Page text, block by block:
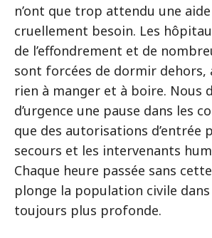
n’ont que trop attendu une
cruellement besoin. Les
de l’effondrement et de
sont forcées de dormir dehors,
rien à manger et à boire. Nous
d’urgence une pause dans les
que des autorisations d’entrée
secours et les intervenants
Chaque heure passée sans
plonge la population civile
toujours plus profonde.